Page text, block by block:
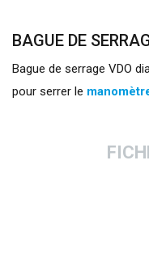
BAGUE DE
Bague de serrage VDO
pour serrer le